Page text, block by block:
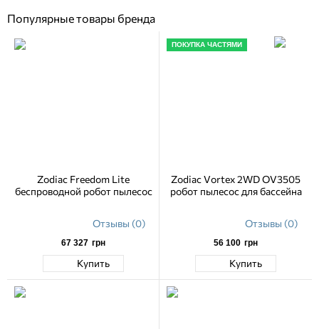
Популярные товары бренда
Zodiac Freedom Lite
беспроводной робот пылесос
Отзывы (0)
67 327 грн
Купить
ПОКУПКА ЧАСТЯМИ
Zodiac Vortex 2WD OV3505
робот пылесос для бассейна
Отзывы (0)
56 100 грн
Купить